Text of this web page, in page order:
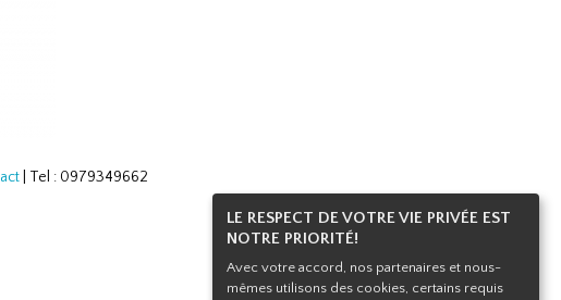
LE RESPECT DE VOTRE VIE PRIVÉE EST
NOTRE PRIORITÉ!
Avec votre accord, nos partenaires et nous-
mêmes utilisons des cookies, certains requis
| Tel : 0979349662
Haut de page